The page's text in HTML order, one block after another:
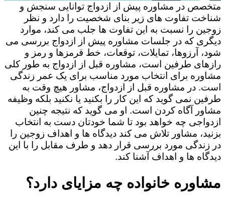
متخصص در مشاوره پیش از ازدواج توانایی سنجش و
شناخت تفاوت های زیر بنای شخصیت را دارد و نظر
زوجین را نسبت به این تفاوت ها جلب می کند، موارد
دیگری که در جلسات مشاوره پیش از ازدواج بررسی می
شود، آرزوها، تمایلات، توقعات، خط قرمزها و رمز و
رازهای طرفین است، مشاوره قبل از ازدواج به طور کلی
مشاوره برای انتخاب مورد مناسب برای یک عمر زندگی
است. در مشاوره قبل از ازدواج، مشاور هیچ وقت به
طرفین نمی گوید که این کار را بکنید یا نکنید بلکه وظیفه
مشاور آگاه کردن است. او می گوید که نتیجه چنین
ازدواجی چه خواهد بود تا شما خودتان دست به انتخاب
بزنید، مشاور تلاش می کند دیدگاه ها و اهداف زوجین را
در زندگی مورد بررسی قرار دهد و طرف مقابل را با این
دیدگاه ها و اهداف آشنا کند.
مشاوره خانواده چه مزایای دارد؟